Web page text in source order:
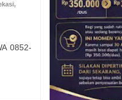
,
0852-